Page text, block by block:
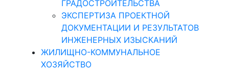
ГРАДОСТРОИТЕЛЬСТВА
ЭКСПЕРТИЗА ПРОЕКТНОЙ
ДОКУМЕНТАЦИИ И РЕЗУЛЬТАТОВ
ИНЖЕНЕРНЫХ ИЗЫСКАНИЙ
ЖИЛИЩНО-КОММУНАЛЬНОЕ
ХОЗЯЙСТВО